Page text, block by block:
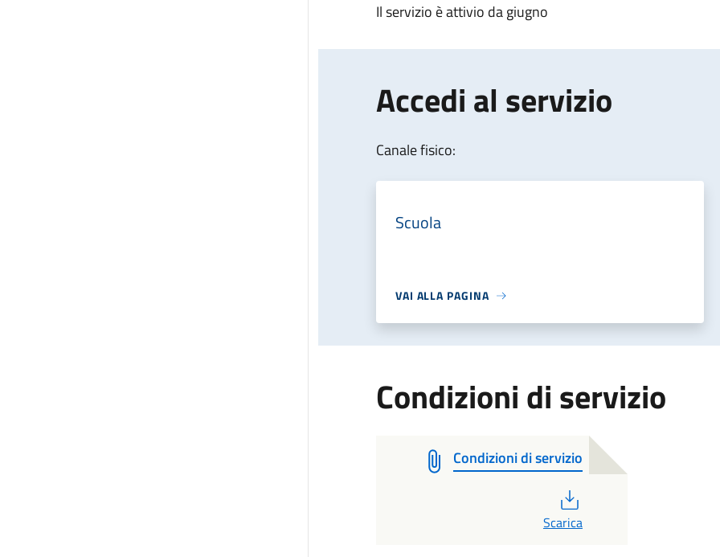
Il servizio è attivio da giugno
Accedi al servizio
Canale fisico:
Scuola
VAI ALLA PAGINA
Condizioni di servizio
Condizioni di servizio
Scarica